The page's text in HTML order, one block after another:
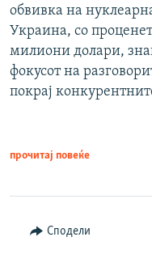
обвивка на
Украина, со
милиони долари,
фокусот на
покрај
прочитај повеќе
Сподели